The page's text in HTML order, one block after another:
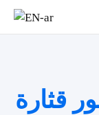
قثارة